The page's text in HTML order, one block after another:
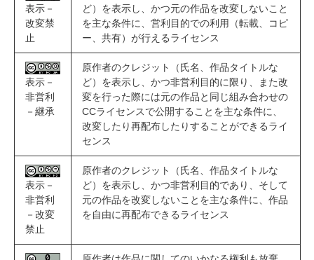
表示－
改変禁
止
ど）を表示し、かつ元の作品を改変しないこと
を主な条件に、営利目的での利用（転載、コピ
ー、共有）が行えるライセンス
表示－
非営利
－継承
原作者のクレジット（氏名、作品タイトルな
ど）を表示し、かつ非営利目的に限り、また改
変を行った際には元の作品と同じ組み合わせの
CCライセンスで公開することを主な条件に、
改変したり再配布したりすることができるライ
センス
表示－
非営利
－改変
禁止
原作者のクレジット（氏名、作品タイトルな
ど）を表示し、かつ非営利目的であり、そして
元の作品を改変しないことを主な条件に、作品
を自由に再配布できるライセンス